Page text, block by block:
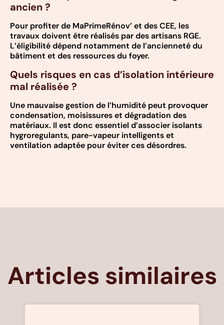
ancien ?
Pour profiter de MaPrimeRénov’ et des CEE, les
travaux doivent être réalisés par des artisans RGE.
L’éligibilité dépend notamment de l’ancienneté du
bâtiment et des ressources du foyer.
Quels risques en cas d’isolation intérieure
mal réalisée ?
Une mauvaise gestion de l’humidité peut provoquer
condensation, moisissures et dégradation des
matériaux. Il est donc essentiel d’associer isolants
hygroregulants, pare-vapeur intelligents et
ventilation adaptée pour éviter ces désordres.
Articles similaires